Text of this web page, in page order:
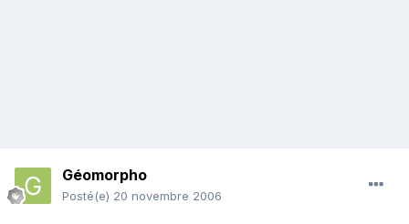
Géomorpho
Posté(e) 20 novembre 2006